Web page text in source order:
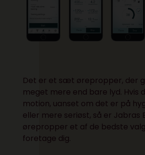
Det er et sæt ørepropper, der
meget mere end bare lyd. Hvis
motion, uanset om det er på
eller mere seriøst, så er Jabras
ørepropper et af de bedste
foretage dig.